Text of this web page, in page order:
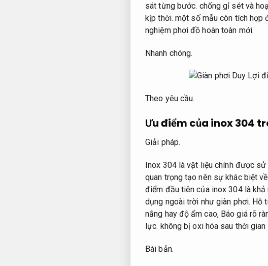
sát từng bước. chống gỉ sét và
kịp thời. một số mẫu còn tích hợp
nghiệm phơi đồ hoàn toàn mới.
Nhanh chóng.
Theo yêu cầu.
Ưu điểm của inox 304
Giải pháp.
Inox 304 là vật liệu chính được
quan trọng tạo nên sự khác biệt
điểm đầu tiên của inox 304 là
dụng ngoài trời như giàn phơi. Hỗ
nắng hay độ ẩm cao, Báo giá rõ
lực. không bị oxi hóa sau thời
Bài bản.